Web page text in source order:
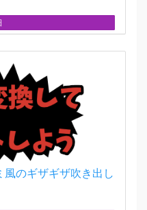
のギザギザ吹き出し